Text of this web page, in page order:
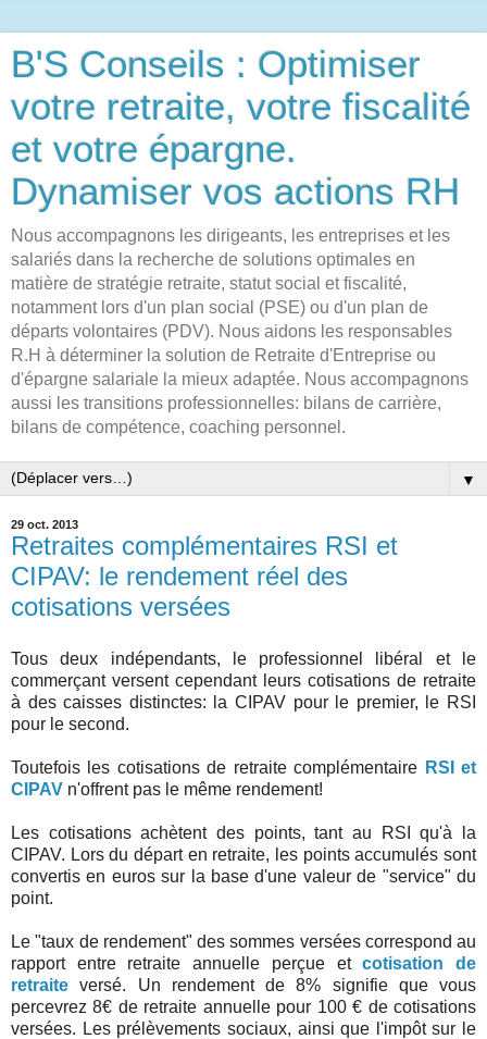
B'S Conseils : Optimiser
votre retraite, votre fiscalité
et votre épargne.
Dynamiser vos actions RH
Nous accompagnons les dirigeants, les entreprises et les
salariés dans la recherche de solutions optimales en
matière de stratégie retraite, statut social et fiscalité,
notamment lors d'un plan social (PSE) ou d'un plan de
départs volontaires (PDV). Nous aidons les responsables
R.H à déterminer la solution de Retraite d'Entreprise ou
d'épargne salariale la mieux adaptée. Nous accompagnons
aussi les transitions professionnelles: bilans de carrière,
bilans de compétence, coaching personnel.
▼
29 oct. 2013
Retraites complémentaires RSI et
CIPAV: le rendement réel des
cotisations versées
Tous deux indépendants, le professionnel libéral et le
commerçant versent cependant leurs cotisations de retraite
à des caisses distinctes: la CIPAV pour le premier, le RSI
pour le second.
Toutefois les cotisations de retraite complémentaire RSI et
CIPAV n'offrent pas le même rendement!
Les cotisations achètent des points, tant au RSI qu'à la
CIPAV. Lors du départ en retraite, les points accumulés sont
convertis en euros sur la base d'une valeur de "service" du
point.
Le "taux de rendement" des sommes versées correspond au
rapport entre retraite annuelle perçue etcotisation de
retraite versé. Un rendement de 8% signifie que vous
percevrez 8€ de retraite annuelle pour 100 € de cotisations
versées. Les prélèvements sociaux, ainsi que l'impôt sur le